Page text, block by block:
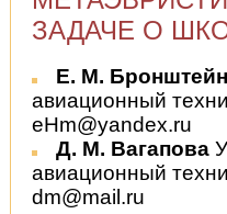
ЗАДАЧЕ О
Е. М.
авиационный
eHm@yandex.ru
Д. М. Вагапова
авиационный
dm@mail.ru